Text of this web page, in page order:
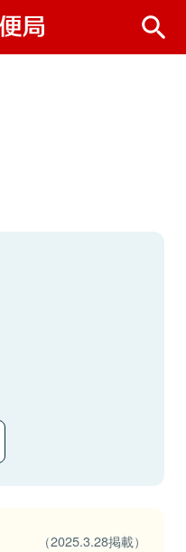
（2025.3.28掲載）